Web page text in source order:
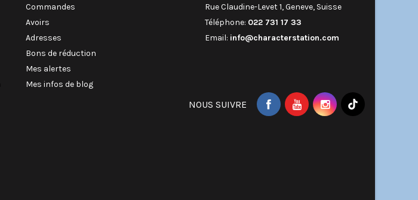
Commandes
Avoirs
Adresses
Bons de réduction
Mes alertes
Mes infos de blog
Rue Claudine-Levet 1, Geneve, Suisse
Téléphone: 022 731 17 33
Email: info@characterstation.com
NOUS SUIVRE